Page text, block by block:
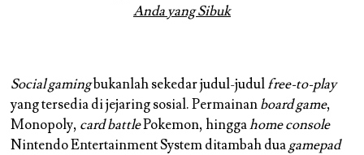
Anda yang Sibuk
Social gamingbukanlah sekedar judul-judulfree-to-play
yang tersedia di jejaring sosial. Permainanboard game,
Monopoly, card battlePokemon, hinggahome console
Nintendo Entertainment System ditambah duagamepad